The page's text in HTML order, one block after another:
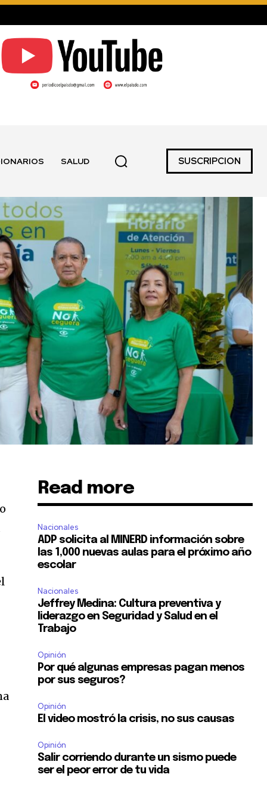
SALUD SUSCRIPCION
Read more
Nacionales
ADP solicita al MINERD información sobre
las 1,000 nuevas aulas para el próximo año
escolar
Nacionales
Jeffrey Medina: Cultura preventiva y
liderazgo en Seguridad y Salud en el
Trabajo
Opinión
Por qué algunas empresas pagan menos
por sus seguros?
Opinión
El video mostró la crisis, no sus causas
Opinión
Salir corriendo durante un sismo puede
ser el peor error de tu vida